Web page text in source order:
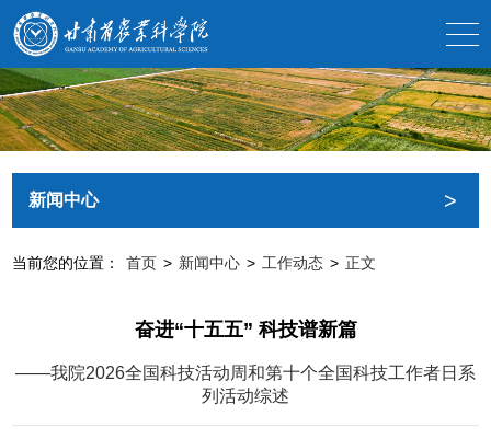
新闻中心 >
当前您的位置： 首页 > 新闻中心 > 工作动态 > 正文
奋进“十五五” 科技谱新篇
——我院2026全国科技活动周和第十个全国科技工作者日系
列活动综述